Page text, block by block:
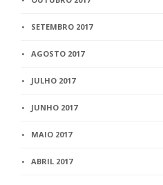
SETEMBRO 2017
AGOSTO 2017
JULHO 2017
JUNHO 2017
MAIO 2017
ABRIL 2017